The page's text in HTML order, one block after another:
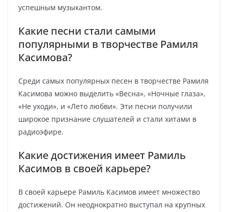
успешным музыкантом.
Какие песни стали самыми
популярными в творчестве Рамиля
Касимова?
Среди самых популярных песен в творчестве Рамиля
Касимова можно выделить «Весна», «Ночные глаза»,
«Не уходи», и «Лето любви». Эти песни получили
широкое признание слушателей и стали хитами в
радиоэфире.
Какие достижения имеет Рамиль
Касимов в своей карьере?
В своей карьере Рамиль Касимов имеет множество
достижений. Он неоднократно выступал на крупных